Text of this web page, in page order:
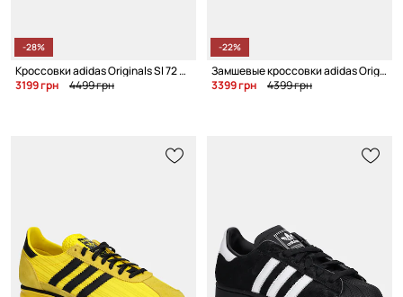
-28%
Кроссовки adidas Originals Sl 72 OG W
3199 грн
4499 грн
-22%
Замшевые кроссовки adidas Originals Handball Spezial W
3399 грн
4399 грн